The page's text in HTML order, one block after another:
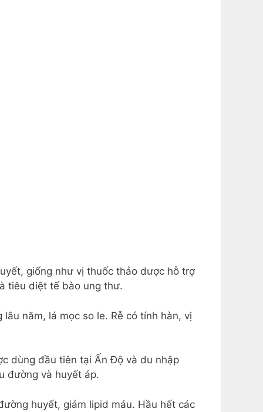
giống như vị thuốc thảo dược hỗ trợ
tiêu diệt tế bào ung thư.
năm, lá mọc so le. Rễ có tính hàn, vị
dùng đầu tiên tại Ấn Độ và du nhập
đường và huyết áp.
huyết, giảm lipid máu. Hầu hết các